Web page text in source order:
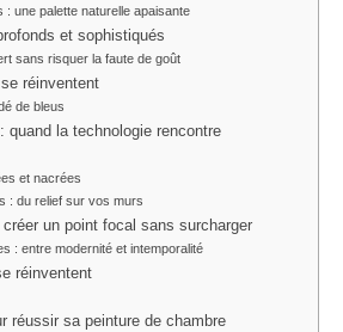
: une palette naturelle apaisante
et sophistiqués
sans risquer la faute de goût
réinventent
de bleus
quand la technologie rencontre
et nacrées
: du relief sur vos murs
créer un point focal sans surcharger
: entre modernité et intemporalité
réinventent
réussir sa peinture de chambre